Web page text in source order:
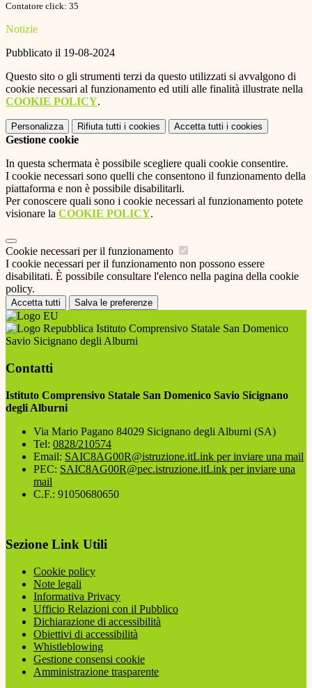
Contatore click: 35
Notizie
Pubblicato il 19-08-2024
Questo sito o gli strumenti terzi da questo utilizzati si avvalgono di
cookie necessari al funzionamento ed utili alle finalità illustrate nella
COOKIE POLICY.
Personalizza Rifiuta tutti i cookies Accetta tutti i cookies
Gestione cookie
In questa schermata è possibile scegliere quali cookie consentire.
I cookie necessari sono quelli che consentono il funzionamento della
piattaforma e non è possibile disabilitarli.
Per conoscere quali sono i cookie necessari al funzionamento potete
visionare la COOKIE POLICY.
Cookie necessari per il funzionamento
I cookie necessari per il funzionamento non possono essere
disabilitati. È possibile consultare l'elenco nella pagina della cookie
policy.
Accetta tutti Salva le preferenze
Istituto Comprensivo Statale San Domenico
Savio Sicignano degli Alburni
Contatti
Istituto Comprensivo Statale San Domenico Savio Sicignano
degli Alburni
Via Mario Pagano 84029 Sicignano degli Alburni (SA)
Tel: 0828/210574
Email: SAIC8AG00R@istruzione.itLink per inviare una mail
PEC: SAIC8AG00R@pec.istruzione.itLink per inviare una
mail
C.F.: 91050680650
Sezione Link Utili
Cookie policy
Note legali
Informativa Privacy
Ufficio Relazioni con il Pubblico
Dichiarazione di accessibilità
Obiettivi di accessibilità
Whistleblowing
Gestione consensi cookie
Amministrazione trasparente